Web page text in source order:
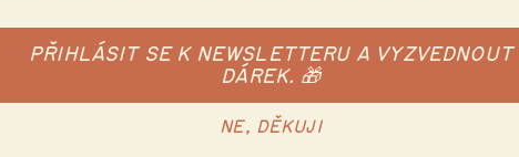
můžeme přidat kousek psího
již namíchané směsi pro
vyvážený poměr živin a viatamínů.
Biopo, Tukan, Delikan, Apetit,
PŘIHLÁSIT SE K NEWSLETTERU A VYZVEDNOUT
DÁREK. 🎁
NE, DĚKUJI